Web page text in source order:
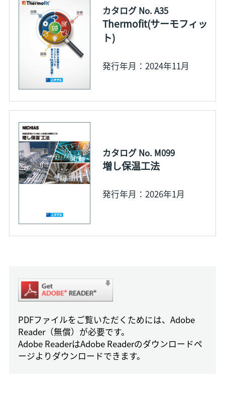
カタログ No. A35
Thermofit(サーモフィッ
ト)
発行年月：2024年11月
カタログ No. M099
増し保温工法
発行年月：2026年1月
PDFファイルをご覧いただくためには、Adobe
Reader（無償）が必要です。
Adobe ReaderはAdobe Readerのダウンロードペ
ージよりダウンロードできます。